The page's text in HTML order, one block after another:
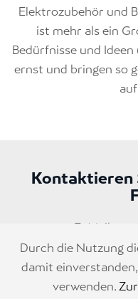
Durch die Nutzung
damit
verwenden.
Elektrozubehör und
ist mehr als ein
Bedürfnisse und
ernst und bringen so
Kontaktieren
E-Mail:
Telefon: